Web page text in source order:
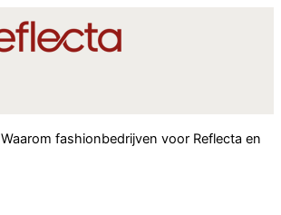
Waarom fashionbedrijven voor Reflecta en